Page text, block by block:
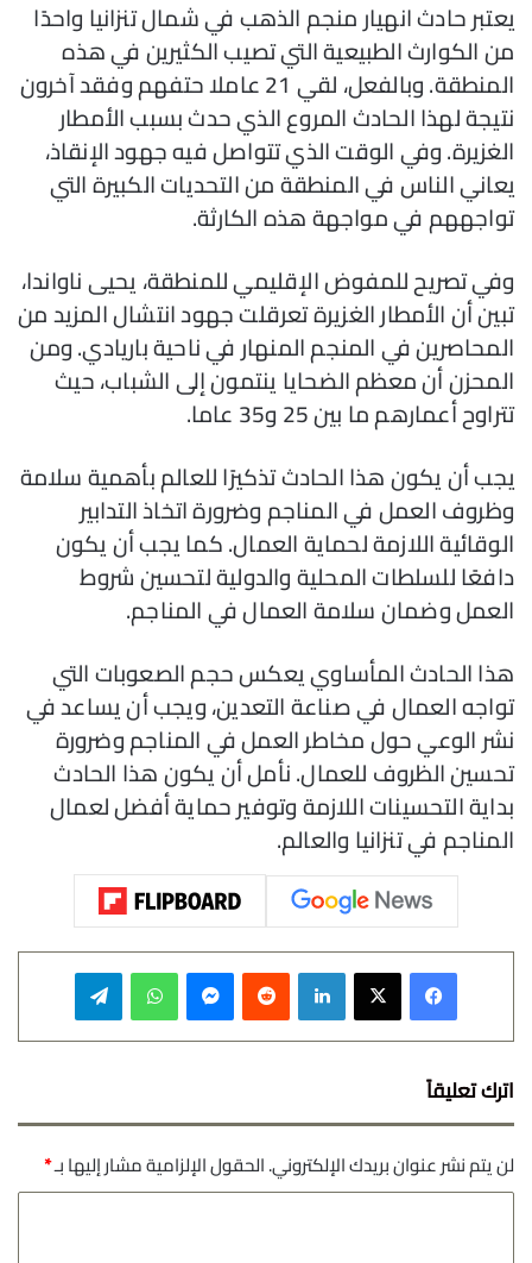
يعتبر حادث انهيار منجم الذهب في شمال تنزانيا واحدًا
من الكوارث الطبيعية التي تصيب الكثيرين في هذه
المنطقة. وبالفعل، لقي 21 عاملا حتفهم وفقد آخرون
نتيجة لهذا الحادث المروع الذي حدث بسبب الأمطار
الغزيرة. وفي الوقت الذي تتواصل فيه جهود الإنقاذ،
يعاني الناس في المنطقة من التحديات الكبيرة التي
تواجههم في مواجهة هذه الكارثة.
وفي تصريح للمفوض الإقليمي للمنطقة، يحيى ناواندا،
تبين أن الأمطار الغزيرة تعرقلت جهود انتشال المزيد من
المحاصرين في المنجم المنهار في ناحية باريادي. ومن
المحزن أن معظم الضحايا ينتمون إلى الشباب، حيث
تتراوح أعمارهم ما بين 25 و35 عاما.
يجب أن يكون هذا الحادث تذكيرًا للعالم بأهمية سلامة
وظروف العمل في المناجم وضرورة اتخاذ التدابير
الوقائية اللازمة لحماية العمال. كما يجب أن يكون
دافعًا للسلطات المحلية والدولية لتحسين شروط
العمل وضمان سلامة العمال في المناجم.
هذا الحادث المأساوي يعكس حجم الصعوبات التي
تواجه العمال في صناعة التعدين، ويجب أن يساعد في
نشر الوعي حول مخاطر العمل في المناجم وضرورة
تحسين الظروف للعمال. نأمل أن يكون هذا الحادث
بداية التحسينات اللازمة وتوفير حماية أفضل لعمال
المناجم في تنزانيا والعالم.
فيسبوك ‫X لينكدإن واتساب
اترك تعليقاً
لن يتم نشر عنوان بريدك الإلكتروني.الحقول الإلزامية مشار إليها بـ*